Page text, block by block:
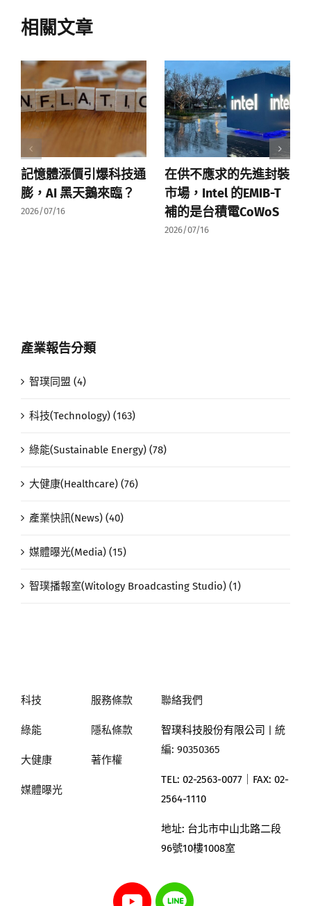
相關文章
記憶體漲價引爆科技通
膨，AI 黑天鵝來臨？
2026/07/16
在供不應求的先進封裝
市場，Intel 的EMIB-T
補的是台積電CoWoS
2026/07/16
產業報告分類
智璞同盟 (4)
科技(Technology) (163)
綠能(Sustainable Energy) (78)
大健康(Healthcare) (76)
產業快訊(News) (40)
媒體曝光(Media) (15)
智璞播報室(Witology Broadcasting Studio) (1)
科技
綠能
大健康
媒體曝光
服務條款
隱私條款
著作權
聯絡我們
智璞科技股份有限公司 | 統
編: 90350365
TEL: 02-2563-0077｜ FAX: 02-
2564-1110
地址: 台北市中山北路二段
96號10樓1008室